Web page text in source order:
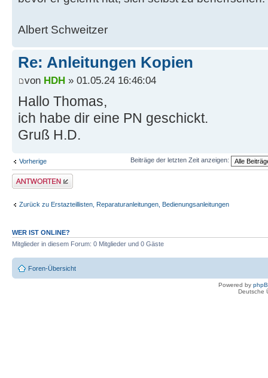
Albert Schweitzer
Re: Anleitungen Kopien
von HDH » 01.05.24 16:46:04
Hallo Thomas,
ich habe dir eine PN geschickt.
Gruß H.D.
Vorherige Beiträge der letzten Zeit anzeigen:
Antwort erstellen
Zurück zu Erstazteillisten, Reparaturanleitungen, Bedienungsanleitungen
WER IST ONLINE?
Mitglieder in diesem Forum: 0 Mitglieder und 0 Gäste
Foren-Übersicht
Powered by
Deutsche